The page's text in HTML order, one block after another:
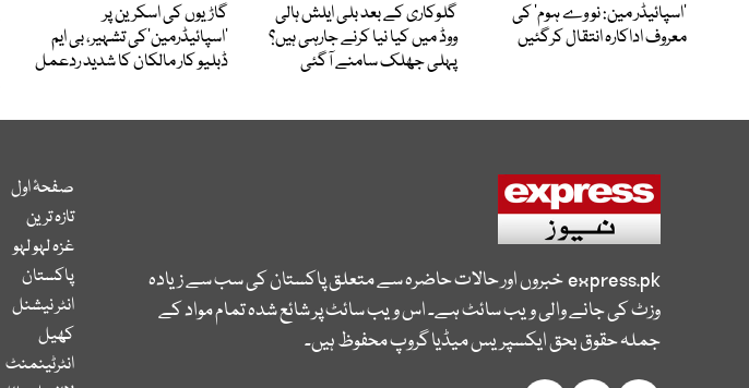
’اسپائیڈر مین: نو وے ہوم‘ کی
معروف اداکارہ انتقال کرگئیں
گلوکاری کے بعد بلی ایلش ہالی
ووڈ میں کیا نیا کرنے جارہی ہیں؟
پہلی جھلک سامنے آگئی
گاڑیوں کی اسکرین پر
’اسپائیڈرمین‘کی تشہیر، بی ایم
ڈبلیو کار مالکان کا شدید ردعمل
express.pkخبروں اور حالات حاضرہ سے متعلق پاکستان کی سب سے زیادہ
وزٹ کی جانے والی ویب سائٹ ہے۔ اس ویب سائٹ پر شائع شدہ تمام مواد کے
جملہ حقوق بحق ایکسپریس میڈیا گروپ محفوظ ہیں۔
صفحۂ اول
تازہ ترین
غزہ لہو لہو
پاکستان
انٹر نیشنل
کھیل
انٹرٹینمنٹ